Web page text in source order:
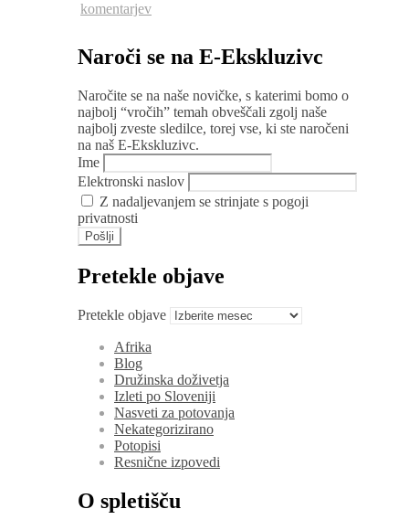
komentarjev
Naroči se na E-Ekskluzivc
Naročite se na naše novičke, s katerimi bomo o
najbolj “vročih” temah obveščali zgolj naše
najbolj zveste sledilce, torej vse, ki ste naročeni
na naš E-Ekskluzivc.
Ime
Elektronski naslov
Z nadaljevanjem se strinjate s pogoji
privatnosti
Pretekle objave
Pretekle objave
Afrika
Blog
Družinska doživetja
Izleti po Sloveniji
Nasveti za potovanja
Nekategorizirano
Potopisi
Resnične izpovedi
O spletišču